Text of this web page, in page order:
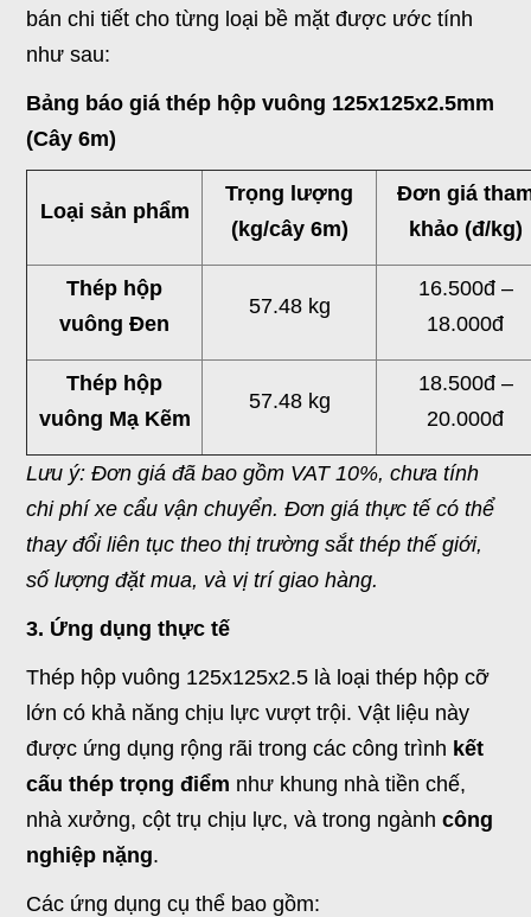
bán chi tiết cho từng loại bề mặt được ước tính
như sau:
Bảng báo giá thép hộp vuông 125x125x2.5mm
(Cây 6m)
Loại sản phẩm
Trọng lượng
(kg/cây 6m)
Đơn giá
khảo (đ/kg)
Thép hộp
vuông Đen
57.48 kg
16.500đ –
18.000đ
Thép hộp
vuông Mạ Kẽm
57.48 kg
18.500đ –
20.000đ
Lưu ý: Đơn giá đã bao gồm VAT 10%, chưa tính
chi phí xe cẩu vận chuyển. Đơn giá thực tế có thể
thay đổi liên tục theo thị trường sắt thép thế giới,
số lượng đặt mua, và vị trí giao hàng.
3. Ứng dụng thực tế
Thép hộp vuông 125x125x2.5 là loại thép hộp cỡ
lớn có khả năng chịu lực vượt trội. Vật liệu này
được ứng dụng rộng rãi trong các công trình kết
cấu thép trọng điểm như khung nhà tiền chế,
nhà xưởng, cột trụ chịu lực, và trong ngành công
nghiệp nặng.
Các ứng dụng cụ thể bao gồm: